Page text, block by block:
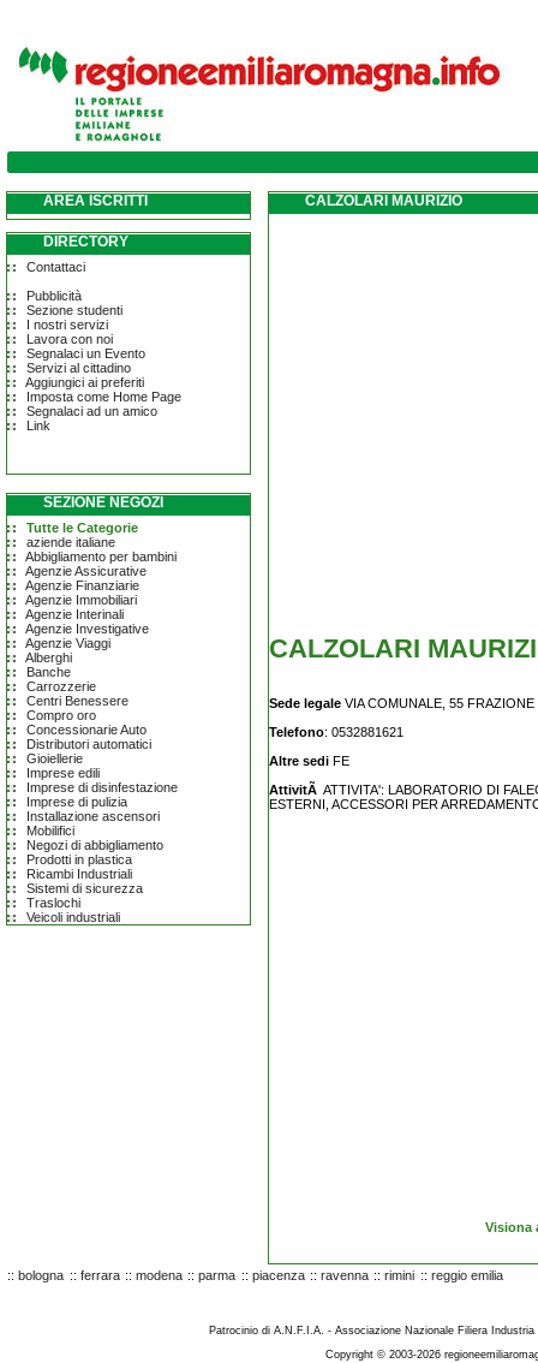
AREA ISCRITTI
DIRECTORY
Contattaci
Pubblicità
Sezione studenti
I nostri servizi
Lavora con noi
Segnalaci un Evento
Servizi al cittadino
Aggiungici ai preferiti
Imposta come Home Page
Segnalaci ad un amico
Link
SEZIONE NEGOZI
Tutte le Categorie
aziende italiane
Abbigliamento per bambini
Agenzie Assicurative
Agenzie Finanziarie
Agenzie Immobiliari
Agenzie Interinali
Agenzie Investigative
Agenzie Viaggi
Alberghi
Banche
Carrozzerie
Centri Benessere
Compro oro
Concessionarie Auto
Distributori automatici
Gioiellerie
Imprese edili
Imprese di disinfestazione
Imprese di pulizia
Installazione ascensori
Mobilifici
Negozi di abbigliamento
Prodotti in plastica
Ricambi Industriali
Sistemi di sicurezza
Traslochi
Veicoli industriali
CALZOLARI MAURIZIO
CALZOLARI
Sede legale VIA COMUNALE, 55
Telefono: 0532881621
Altre sedi FE
AttivitÃ ATTIVITA': LABORATORIO DI
ESTERNI, ACCESSORI PER
Visiona
:: bologna :: ferrara :: modena :: parma :: piacenza :: ravenna :: rimini :: reggio emilia
Patrocinio di A.N.F.I.A. - Associazione Nazionale Filiera
Copyright © 2003-2026